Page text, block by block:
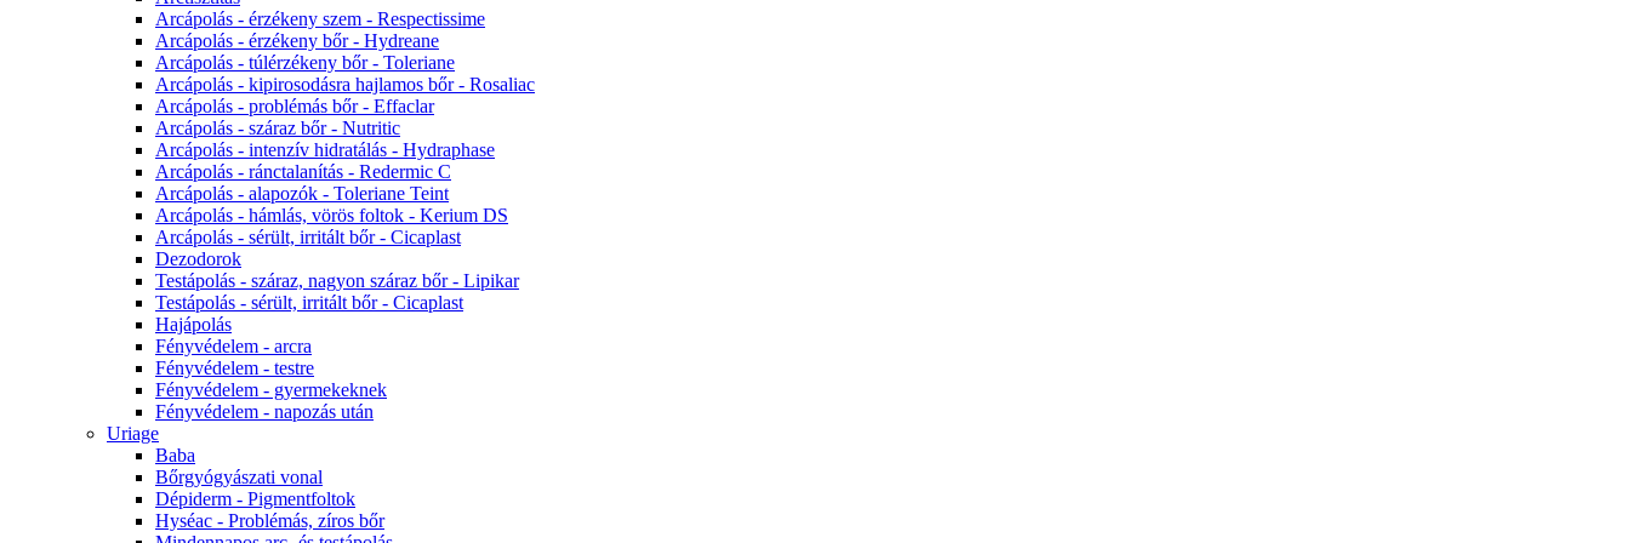
Arcápolás - érzékeny szem - Respectissime
Arcápolás - érzékeny bőr - Hydreane
Arcápolás - túlérzékeny bőr - Toleriane
Arcápolás - kipirosodásra hajlamos bőr - Rosaliac
Arcápolás - problémás bőr - Effaclar
Arcápolás - száraz bőr - Nutritic
Arcápolás - intenzív hidratálás - Hydraphase
Arcápolás - ránctalanítás - Redermic C
Arcápolás - alapozók - Toleriane Teint
Arcápolás - hámlás, vörös foltok - Kerium DS
Arcápolás - sérült, irritált bőr - Cicaplast
Dezodorok
Testápolás - száraz, nagyon száraz bőr - Lipikar
Testápolás - sérült, irritált bőr - Cicaplast
Hajápolás
Fényvédelem - arcra
Fényvédelem - testre
Fényvédelem - gyermekeknek
Fényvédelem - napozás után
Uriage
Baba
Bőrgyógyászati vonal
Dépiderm - Pigmentfoltok
Hyséac - Problémás, zíros bőr